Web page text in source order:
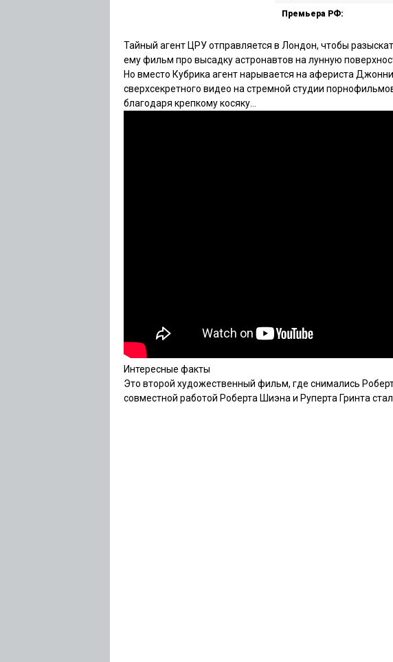
Премьера РФ:
Тайный агент ЦРУ отправляется в Лондон, чтобы
ему фильм про высадку астронавтов на лунную
Но вместо Кубрика агент нарывается на афериста
сверхсекретного видео на стремной студии
благодаря крепкому косяку…
Интересные факты
Это второй художественный фильм, где снимались
совместной работой Роберта Шиэна и Руперта Гринта